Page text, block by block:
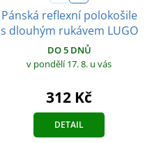
Pánská reflexní polokošile
s dlouhým rukávem LUGO
DO 5 DNŮ
v pondělí 17. 8. u vás
312 Kč
DETAIL